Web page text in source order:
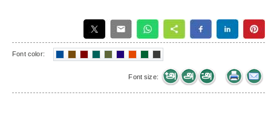
Font color:
Font size: